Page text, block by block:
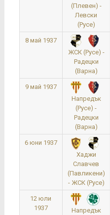
(Плевен) -
Левски
(Русе)
8 май 1937
ЖСК (Русе) -
Радецки
(Варна)
9 май 1937
Напредък
(Русе) -
Радецки
(Варна)
6 юни 1937
Хаджи
Славчев
(Павликени)
- ЖСК (Русе)
12 юли
1937
Напредък